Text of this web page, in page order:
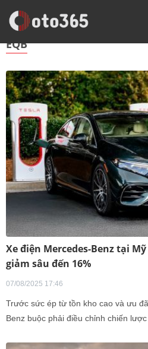
Trang Chủ EQB
EQB
Xe điện Mercedes-Benz tại
giảm sâu đến 16%
07/08/2025 17:46
Trước sức ép từ tồn kho cao và ưu
Benz buộc phải điều chỉnh chiến